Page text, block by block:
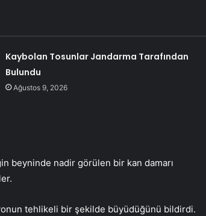
Kaybolan Tosunlar Jandarma Tarafından
Bulundu
Ağustos 9, 2026
beyninde nadir görülen bir kan damarı
tehlikeli bir şekilde büyüdüğünü bildirdi.